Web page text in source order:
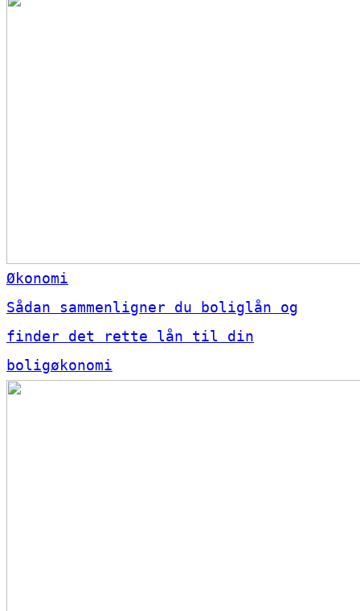
Økonomi
Sådan sammenligner du boliglån og
finder det rette lån til din
boligøkonomi